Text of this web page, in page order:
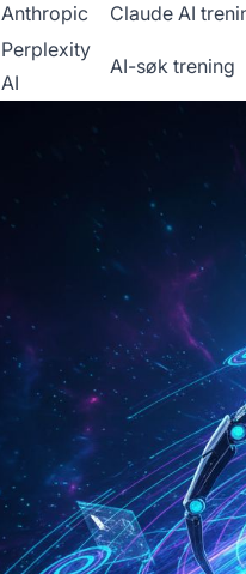
Anthropic Claude AI
Perplexity
AI
AI-søk trening